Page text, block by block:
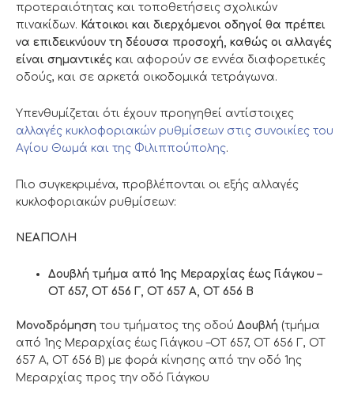
προτεραιότητας και τοποθετήσεις σχολικών
πινακίδων. Κάτοικοι και διερχόμενοι οδηγοί θα πρέπει
να επιδεικνύουν τη δέουσα προσοχή, καθώς οι αλλαγές
είναι σημαντικές και αφορούν σε εννέα διαφορετικές
οδούς, και σε αρκετά οικοδομικά τετράγωνα.
Υπενθυμίζεται ότι έχουν προηγηθεί αντίστοιχες
αλλαγές κυκλοφοριακών ρυθμίσεων στις συνοικίες του
Αγίου Θωμά και της Φιλιππούπολης.
Πιο συγκεκριμένα, προβλέπονται οι εξής αλλαγές
κυκλοφοριακών ρυθμίσεων:
ΝΕΑΠΟΛΗ
Δουβλή τμήμα από 1ης Μεραρχίας έως Γιάγκου –
OT 657, OT 656 Γ, ΟΤ 657 Α, ΟΤ 656 Β
Μονοδρόμηση του τμήματος της οδού Δουβλή (τμήμα
από 1ης Μεραρχίας έως Γιάγκου –OT 657, OT 656 Γ, ΟΤ
657 Α, ΟΤ 656 Β) με φορά κίνησης από την οδό 1ης
Μεραρχίας προς την οδό Γιάγκου